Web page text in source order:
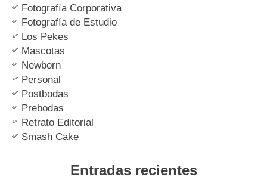
Fotografía Corporativa
Fotografía de Estudio
Los Pekes
Mascotas
Newborn
Personal
Postbodas
Prebodas
Retrato Editorial
Smash Cake
Entradas recientes